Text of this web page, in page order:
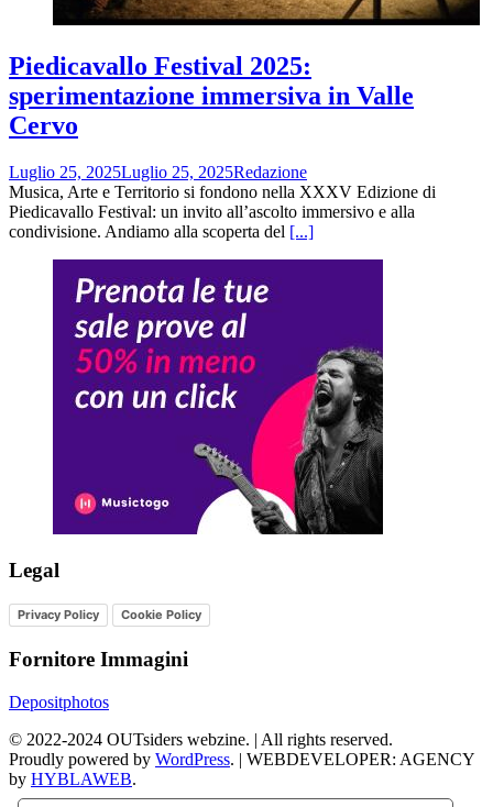
Piedicavallo Festival 2025:
sperimentazione immersiva in Valle
Cervo
Luglio 25, 2025Luglio 25, 2025Redazione
Musica, Arte e Territorio si fondono nella XXXV Edizione di
Piedicavallo Festival: un invito all’ascolto immersivo e alla
condivisione. Andiamo alla scoperta del [...]
Legal
Privacy Policy Cookie Policy
Fornitore Immagini
Depositphotos
© 2022-2024 OUTsiders webzine. | All rights reserved.
Proudly powered by WordPress. | WEBDEVELOPER: AGENCY
by HYBLAWEB.